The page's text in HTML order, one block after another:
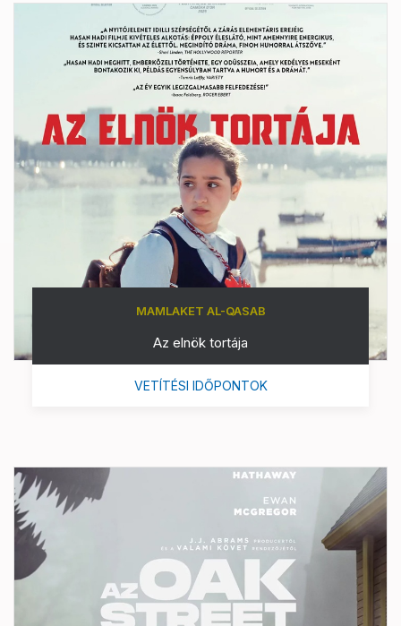
MAMLAKET AL-QASAB
Az elnök tortája
VETÍTÉSI IDŐPONTOK